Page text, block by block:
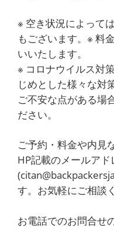
※ 空き状況によって
もございます。※ 料
いいたします。
※ コロナウイルス対
じめとした様々な対
ご不安な点がある場
ださい。
ご予約・料金や内見
HP記載のメールアド
す。お気軽にご相談
お電話でのお問合せ